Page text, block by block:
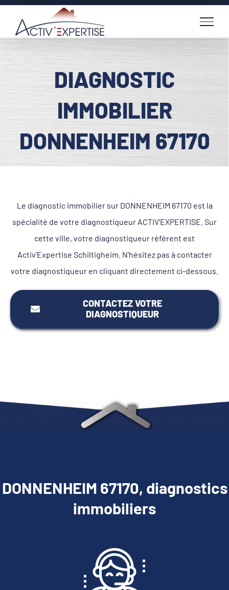
Passer
contenu
DIAGNOSTIC
IMMOBILIER
DONNENHEIM 67170
Le diagnostic immobilier sur DONNENHEIM 67170 est la
spécialité de votre diagnostiqueur ACTIV'EXPERTISE. Sur
cette ville, votre diagnostiqueur référent est
Activ'Expertise Schiltigheim. N'hésitez pas à contacter
votre diagnostiqueur en cliquant directement ci-dessous.
CONTACTEZ VOTRE
DIAGNOSTIQUEUR
DONNENHEIM 67170, diagnostics
immobiliers